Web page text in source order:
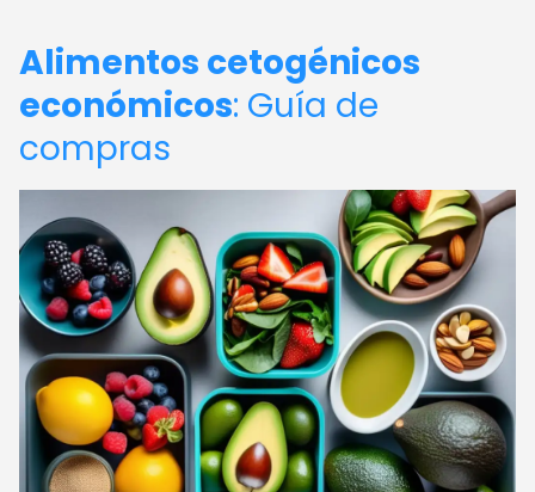
Alimentos cetogénicos
económicos: Guía de
compras